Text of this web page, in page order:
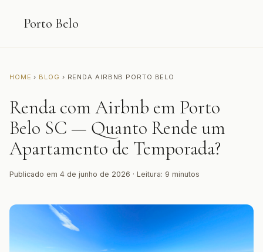
Porto Belo
HOME › BLOG › RENDA AIRBNB PORTO BELO
Renda com Airbnb em Porto
Belo SC — Quanto Rende um
Apartamento de Temporada?
Publicado em 4 de junho de 2026 · Leitura: 9 minutos